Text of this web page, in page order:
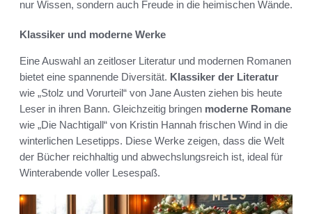
nur Wissen, sondern auch Freude in die heimischen Wände.
Klassiker und moderne Werke
Eine Auswahl an zeitloser Literatur und modernen Romanen
bietet eine spannende Diversität. Klassiker der Literatur
wie „Stolz und Vorurteil“ von Jane Austen ziehen bis heute
Leser in ihren Bann. Gleichzeitig bringen moderne Romane
wie „Die Nachtigall“ von Kristin Hannah frischen Wind in die
winterlichen Lesetipps. Diese Werke zeigen, dass die Welt
der Bücher reichhaltig und abwechslungsreich ist, ideal für
Winterabende voller Lesespaß.